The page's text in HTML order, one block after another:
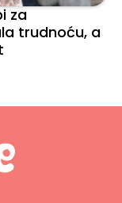
za
trudnoću, a